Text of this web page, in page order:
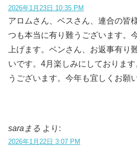
2026年1月23日 10:35 PM
アロムさん、ベスさん、連合の皆
つも本当に有り難うございます。
上げます。ベンさん、お返事有り
いです。4月楽しみにしておりま
うございます。今年も宜しくお願
saraまる より:
2026年1月22日 3:07 PM